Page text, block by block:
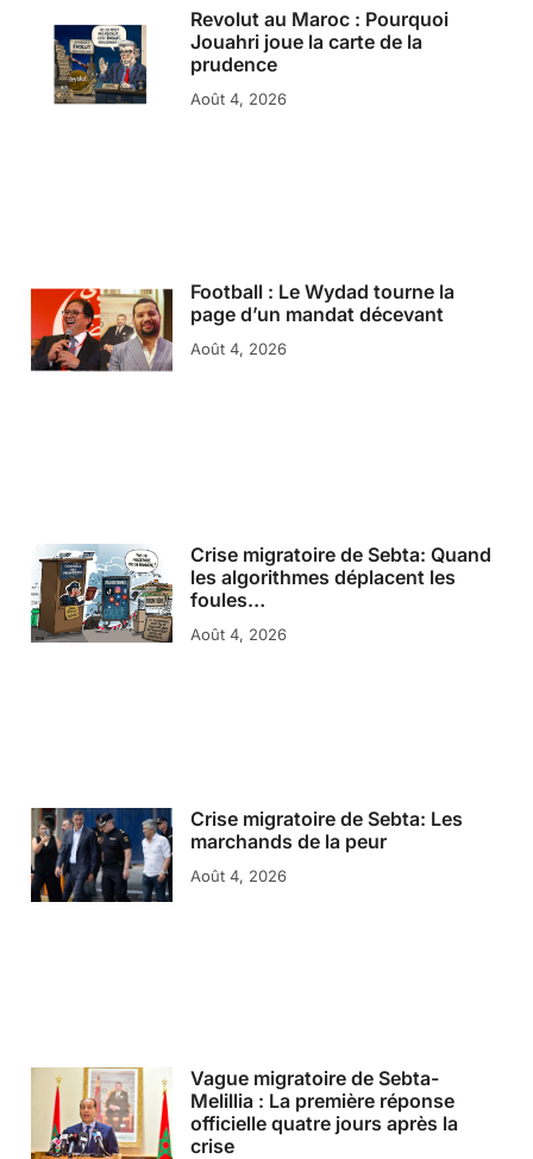
Revolut au Maroc : Pourquoi
Jouahri joue la carte de la
prudence
Août 4, 2026
Football : Le Wydad tourne la
page d’un mandat décevant
Août 4, 2026
Crise migratoire de Sebta: Quand
les algorithmes déplacent les
foules…
Août 4, 2026
Crise migratoire de Sebta: Les
marchands de la peur
Août 4, 2026
Vague migratoire de Sebta-
Melillia : La première réponse
officielle quatre jours après la
crise